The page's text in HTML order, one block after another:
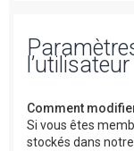
l’utilisateur
Comment
Si vous êtes
stockés dans